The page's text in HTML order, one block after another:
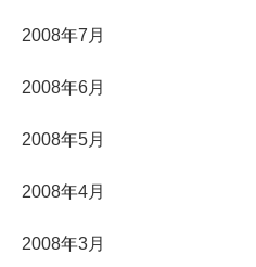
2008年7月
2008年6月
2008年5月
2008年4月
2008年3月